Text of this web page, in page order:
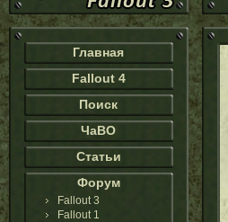
Главная
Fallout 4
Поиск
ЧаВО
Статьи
Форум
Fallout 3
Fallout 1